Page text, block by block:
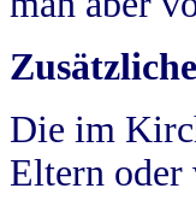
Die im
Eltern oder